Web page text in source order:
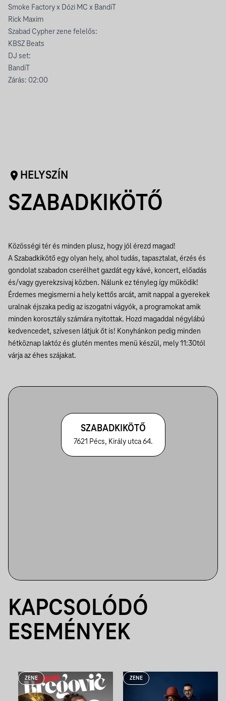
Smoke Factory x Dózi MC x BandiT
Rick Maxim
Szabad Cypher zene felelős:
KBSZ Beats
DJ set:
BandiT
Zárás: 02:00
HELYSZÍN
SZABADKIKÖTŐ
Közösségi tér és minden plusz, hogy jól érezd magad!
A Szabadkikötő egy olyan hely, ahol tudás, tapasztalat, érzés és
gondolat szabadon cserélhet gazdát egy kávé, koncert, előadás
és/vagy gyerekzsivaj közben. Nálunk ez tényleg így működik!
Érdemes megismerni a hely kettős arcát, amit nappal a gyerekek
uralnak éjszaka pedig az iszogatni vágyók, a programokat amik
minden korosztály számára nyitottak. Hozd magaddal négylábú
kedvencedet, szívesen látjuk őt is! Konyhánkon pedig minden
hétköznap laktóz és glutén mentes menü készül, mely 11:30tól
várja az éhes szájakat.
SZABADKIKÖTŐ
7621 Pécs, Király utca 64.
KAPCSOLÓDÓ
ESEMÉNYEK
ZENE ZENE